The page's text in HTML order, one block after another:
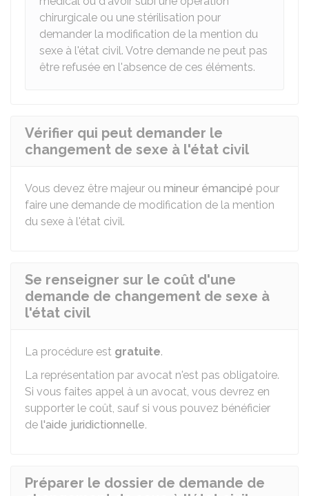
chirurgicale ou une stérilisation pour
demander la modification de la mention du
sexe à l'état civil. Votre demande ne peut pas
être refusée en l'absence de ces éléments.
Vérifier qui peut demander le
changement de sexe à l'état civil
Vous devez être majeur ou mineur émancipé pour
faire une demande de modification de la mention
du sexe à l'état civil.
Se renseigner sur le coût d'une
demande de changement de sexe à
l'état civil
La procédure est gratuite.
La représentation par avocat n'est pas obligatoire.
Si vous faites appel à un avocat, vous devrez en
supporter le coût, sauf si vous pouvez bénéficier
de l'aide juridictionnelle.
Préparer le dossier de demande de